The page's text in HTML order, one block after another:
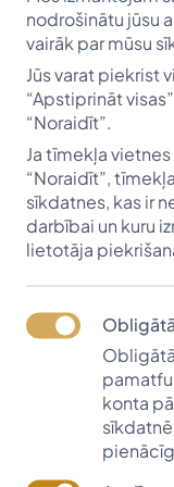
- Tiek papildināts
Asjas Everts
izpildītājs Juris
Everts
30 studenti. Viņa
vēlmi dibināt
vairāk kā 1 000
administrēt Vītolu
dzīvot tālāk
sapņus.
TIKŠANĀS
03.07. Tikšanās
nodrošinātu jūsu
vairāk par mūsu
Jūs varat piekrist
“Apstiprināt
“Noraidīt”.
Ja tīmekļa
“Noraidīt”,
sīkdatnes, kas ir
darbībai un kuru
lietotāja
konta